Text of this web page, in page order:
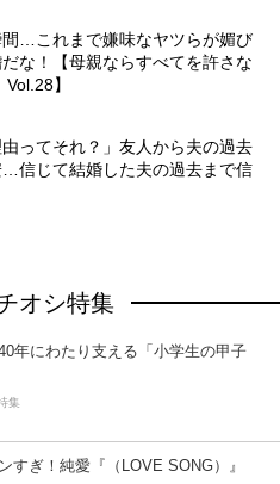
…これまで嫌味なヤツらが媚び
な！【母親ならすべてを許さな
】
由ってそれ？」友人から夫の過去
信じて結婚した夫の過去まで信
オシ特集
年にわたり支える「小学生の甲子
集
すぎ！純愛『（LOVE SONG）』